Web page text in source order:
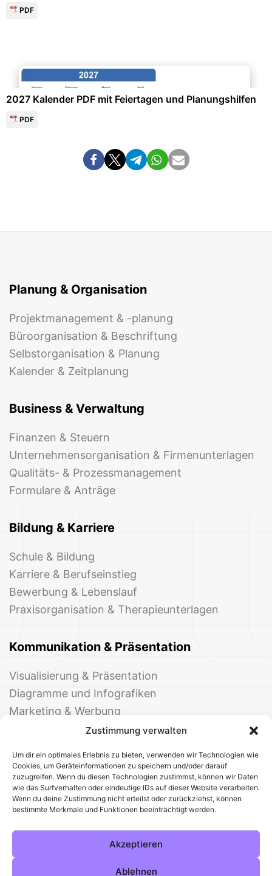
Zustimmung verwalten
Um dir ein optimales Erlebnis zu bieten, verwenden wir Technologien wie
Cookies, um Geräteinformationen zu speichern und/oder darauf
zuzugreifen. Wenn du diesen Technologien zustimmst, können wir Daten
wie das Surfverhalten oder eindeutige IDs auf dieser Website verarbeiten.
Wenn du deine Zustimmung nicht erteilst oder zurückziehst, können
bestimmte Merkmale und Funktionen beeinträchtigt werden.
Akzeptieren
Ablehnen
PDF
2027 Kalender PDF mit Feiertagen und Planungshilfen
PDF
Planung & Organisation
Projektmanagement & -planung
Büroorganisation & Beschriftung
Selbstorganisation & Planung
Kalender & Zeitplanung
Business & Verwaltung
Finanzen & Steuern
Unternehmensorganisation & Firmenunterlagen
Qualitäts- & Prozessmanagement
Formulare & Anträge
Bildung & Karriere
Schule & Bildung
Karriere & Berufseinstieg
Bewerbung & Lebenslauf
Praxisorganisation & Therapieunterlagen
Kommunikation & Präsentation
Visualisierung & Präsentation
Diagramme und Infografiken
Marketing & Werbung
Events & Einladungen
© 2025 Deine Welt der Office-Vorlagen
Alle VorlagenÜber unsKontakt
DatenschutzCookies